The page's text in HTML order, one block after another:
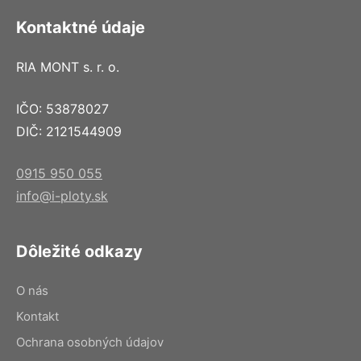
Kontaktné údaje
RIA MONT s. r. o.
IČO: 53878027
DIČ: 2121544909
0915 950 055
info@i-ploty.sk
Dôležité odkazy
O nás
Kontakt
Ochrana osobných údajov